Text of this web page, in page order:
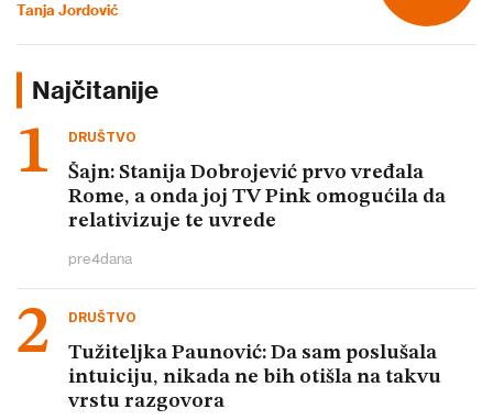
Tanja Jordović
Najčitanije
DRUŠTVO
Šajn: Stanija Dobrojević prvo vređala
Rome, a onda joj TV Pink omogućila da
relativizuje te uvrede
pre4dana
DRUŠTVO
Tužiteljka Paunović: Da sam poslušala
intuiciju, nikada ne bih otišla na takvu
vrstu razgovora